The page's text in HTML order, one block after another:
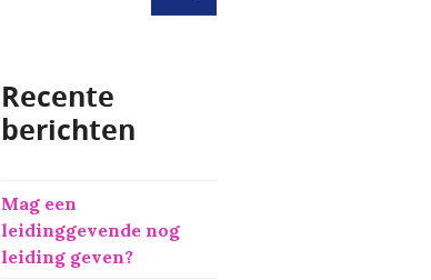
n
n
a
r
:
Recente
berichten
Mag een
leidinggevende nog
leiding geven?